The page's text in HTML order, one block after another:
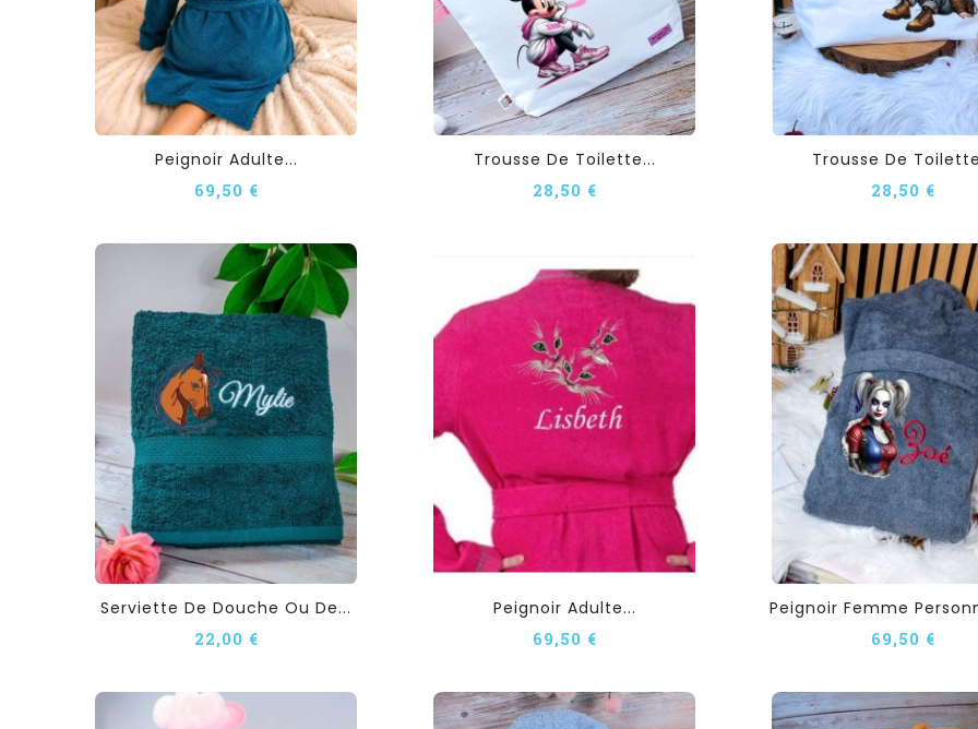
Peignoir Adulte...
69,50 €
Trousse De Toilette...
28,50 €
Trousse De
28,50 €
Serviette De Douche Ou De...
22,00 €
Peignoir Adulte...
69,50 €
Peignoir Femme
69,50 €